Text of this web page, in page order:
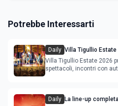
Potrebbe Interessarti
Daily Villa Tigullio
Villa Tigullio Estate 2026
spettacoli, incontri con
Daily La line-up